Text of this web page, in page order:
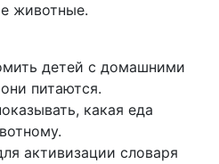
животные.
детей с домашними
питаются.
какая еда
активизации словаря